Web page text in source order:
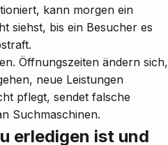
kann morgen ein
siehst, bis ein Besucher es
Öffnungszeiten ändern sich,
neue Leistungen
pflegt, sendet falsche
Suchmaschinen.
erledigen ist und